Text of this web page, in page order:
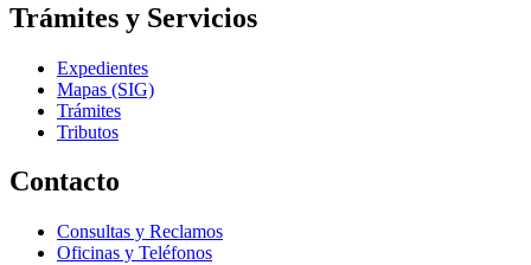
Trámites y Servicios
Expedientes
Mapas (SIG)
Trámites
Tributos
Contacto
Consultas y Reclamos
Oficinas y Teléfonos